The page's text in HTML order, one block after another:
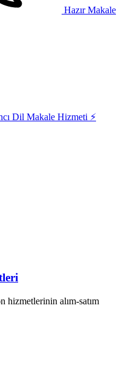
Hazır Makale
Dil Makale Hizmeti ⚡
hizmetlerinin alım-satım